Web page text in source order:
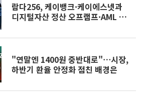
람다256, 케이뱅크·케이에스넷과
디지털자산 정산 오프램프·AML 검
"연말엔 1400원 중반대로"⋯시장,
하반기 환율 안정화 점친 배경은